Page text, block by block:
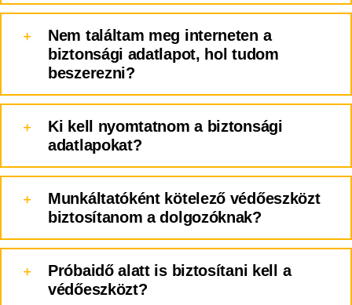
Nem találtam meg interneten a
biztonsági adatlapot, hol tudom
beszerezni?
Ki kell nyomtatnom a biztonsági
adatlapokat?
Munkáltatóként kötelező védőeszközt
biztosítanom a dolgozóknak?
Próbaidő alatt is biztosítani kell a
védőeszközt?